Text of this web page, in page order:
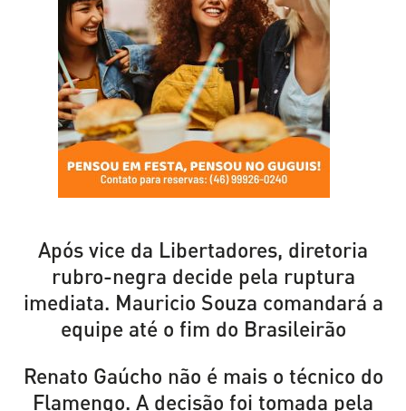
Após vice da Libertadores, diretoria
rubro-negra decide pela ruptura
imediata. Mauricio Souza comandará a
equipe até o fim do Brasileirão
Renato Gaúcho não é mais o técnico do
Flamengo. A decisão foi tomada pela